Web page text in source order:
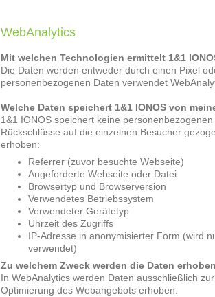
WebAnalytics
Mit welchen Technologien ermittelt 1&1
Die Daten werden entweder durch einen Pixel
personenbezogenen Daten verwendet
Welche Daten speichert 1&1 IONOS von
1&1 IONOS speichert keine
Rückschlüsse auf die einzelnen Besucher
erhoben:
Referrer (zuvor besuchte Webseite)
Angeforderte Webseite oder Datei
Browsertyp und Browserversion
Verwendetes Betriebssystem
Verwendeter Gerätetyp
Uhrzeit des Zugriffs
IP-Adresse in anonymisierter Form (wird
verwendet)
Zu welchem Zweck werden die Daten
In WebAnalytics werden Daten ausschließlich
Optimierung des Webangebots erhoben.